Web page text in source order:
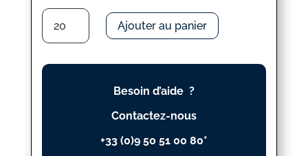
quantité
DANS
L'EAU
Ajouter au panier
Besoin d’aide ?
Contactez-nous
+33 (0)9 50 51 00 80*